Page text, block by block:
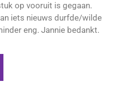
op vooruit is gegaan.
iets nieuws durfde/wilde
eng. Jannie bedankt.